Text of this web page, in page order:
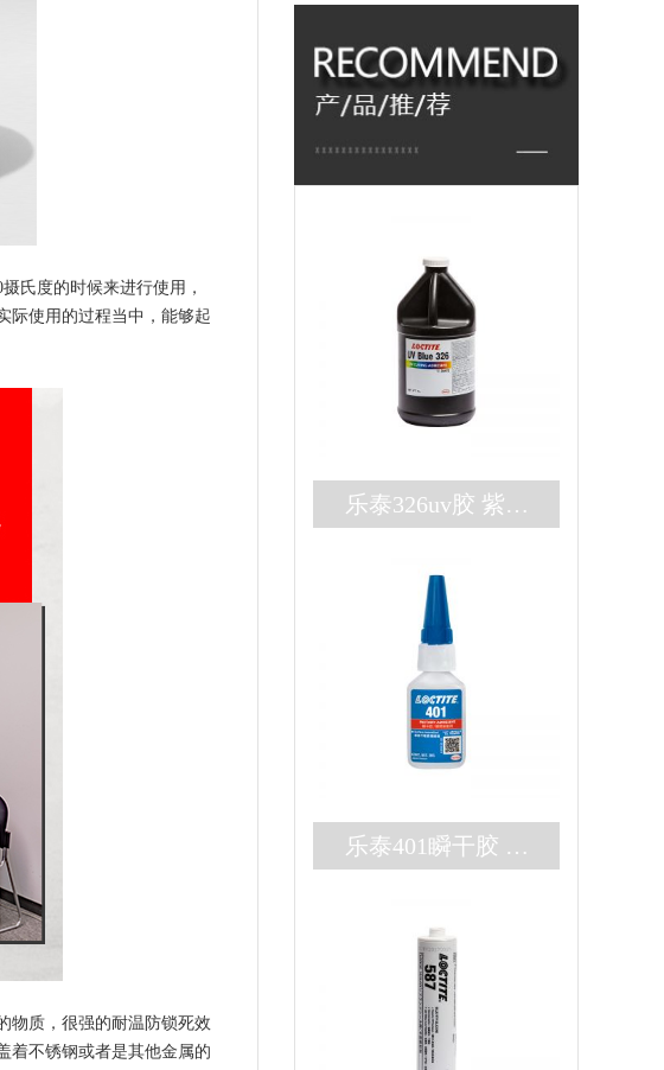
氏度的时候来进行使用，
际使用的过程当中，能够起
物质，很强的耐温防锁死效
着不锈钢或者是其他金属的
乐泰326uv胶 紫外
6胶水 高强度结构
胶
乐泰401瞬干胶 无
干胶 百乐粘胶现货
秒发